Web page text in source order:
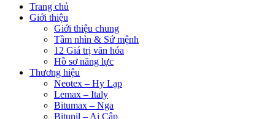
Trang chủ
Giới thiệu
Giới thiệu chung
Tầm nhìn & Sứ mệnh
12 Giá trị văn hóa
Hồ sơ năng lực
Thương hiệu
Neotex – Hy Lạp
Lemax – Italy
Bitumax – Nga
Bitunil – Ai Cập